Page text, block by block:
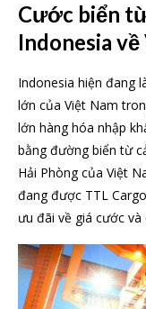
Cước biển
Indonesia
Indonesia hiện đang
lớn của Việt Nam
lớn hàng hóa nhập
bằng đường biển từ
Hải Phòng của Việt
đang được TTL
ưu đãi về giá cước và